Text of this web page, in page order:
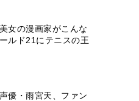
女の漫画家がこんな
ルド21にテニスの王
優・雨宮天、ファン